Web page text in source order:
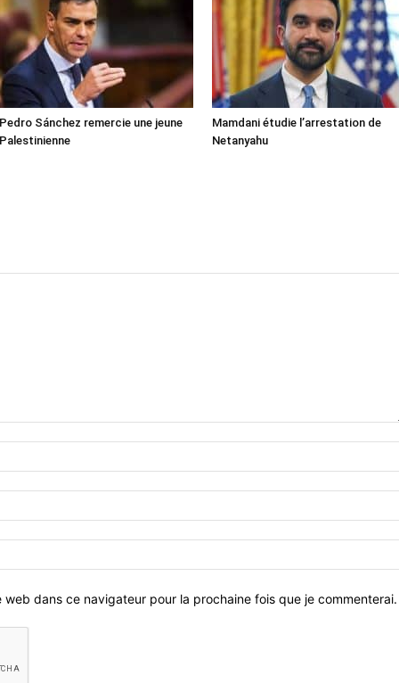
Pedro Sánchez remercie une jeune
Palestinienne
Mamdani étudie l’arrestation de
Netanyahu
web dans ce navigateur pour la prochaine fois que je commenterai.